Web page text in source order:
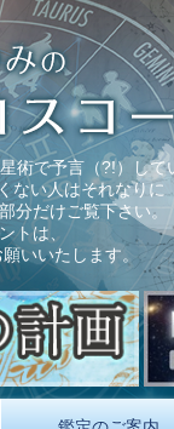
術で予言（?!）して
ない人はそれなりに
分だけご覧下さい。
トは、
いいたします。